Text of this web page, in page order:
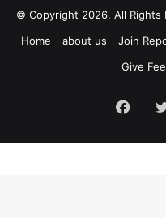
© Copyright 2026, All Rights
Home
about us Join
Give